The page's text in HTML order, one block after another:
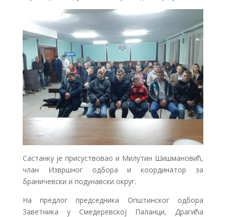
Састанку је присуствовао и Милутин Шишмановић,
члан Извршног одбора и координатор за
браничевски и подунавски округ.
На предлог председника Општинског одбора
Заветника у Смедеревској Паланци, Драгића